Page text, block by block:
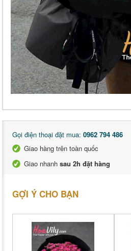
Gọi điện thoại đặt mua: 0962 794 486
Giao hàng trên toàn quốc
Giao nhanh sau 2h đặt hàng
GỢI Ý CHO BẠN